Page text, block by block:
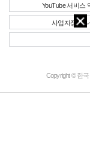
YouTube 서비스
사업자정보
Copyright © 한